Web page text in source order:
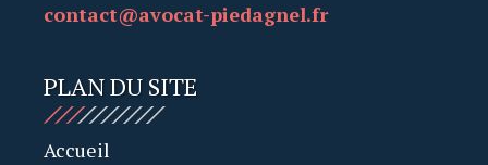
contact@avocat-piedagnel.fr
PLAN DU SITE
Accueil